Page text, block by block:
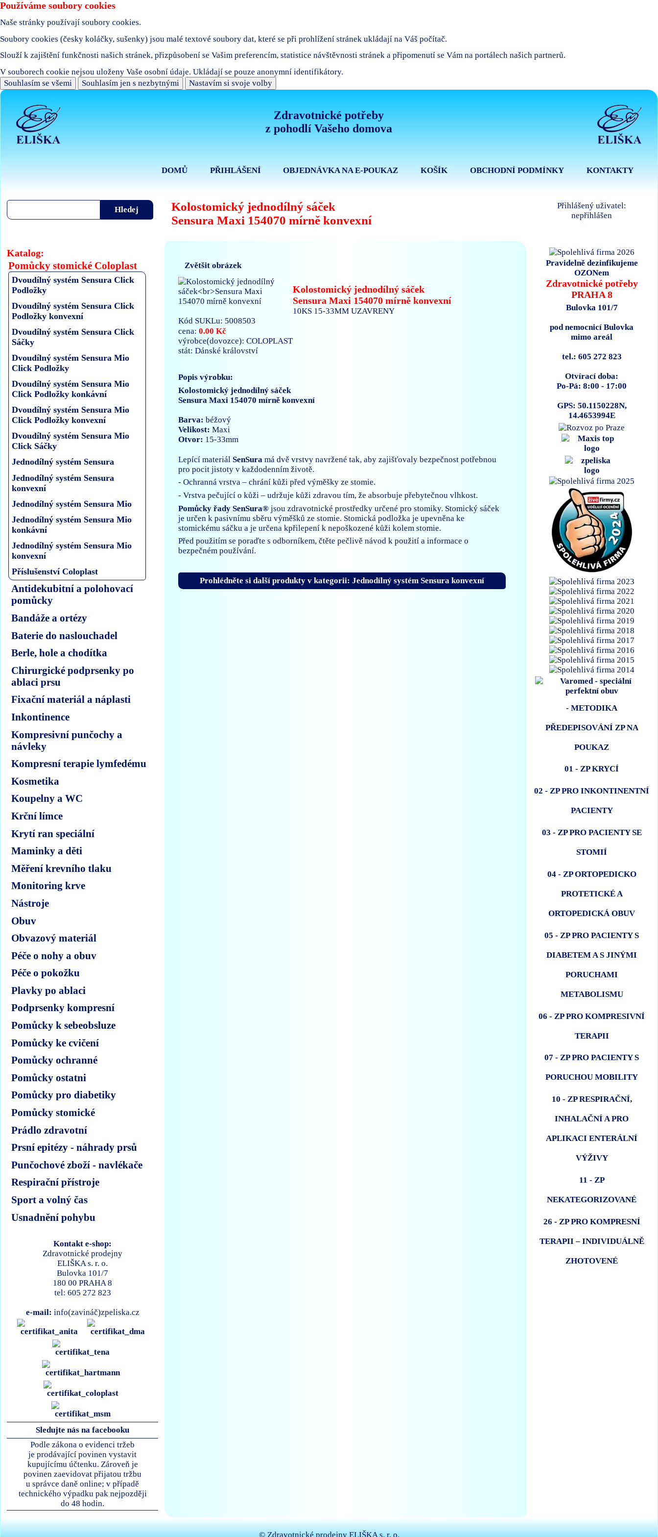
Používáme soubory cookies
Naše stránky používají soubory cookies.
Soubory cookies (česky koláčky, sušenky) jsou malé textové soubory dat, které se při prohlížení stránek ukládají na Váš počítač.
Slouží k zajištění funkčnosti našich stránek, přizpůsobení se Vašim preferencím, statistice návštěvnosti stránek a připomenutí se Vám na portálech našich partnerů.
V souborech cookie nejsou uloženy Vaše osobní údaje. Ukládají se pouze anonymní identifikátory.
Souhlasím se všemi
Souhlasím jen s nezbytnými Nastavím si svoje volby
Zdravotnické potřeby
z pohodlí Vašeho domova
KONTAKTY
OBCHODNÍ PODMÍNKY
KOŠÍK
OBJEDNÁVKA NA E-POUKAZ
PŘIHLÁŠENÍ
DOMŮ
Kolostomický jednodílný sáček
Sensura Maxi 154070 mírně konvexní
Přihlášený uživatel:
nepřihlášen
Katalog:
Pomůcky stomické Coloplast
Dvoudílný systém Sensura Click
Podložky
Dvoudílný systém Sensura Click
Podložky konvexní
Dvoudílný systém Sensura Click
Sáčky
Dvoudílný systém Sensura Mio
Click Podložky
Dvoudílný systém Sensura Mio
Click Podložky konkávní
Dvoudílný systém Sensura Mio
Click Podložky konvexní
Dvoudílný systém Sensura Mio
Click Sáčky
Jednodílný systém Sensura
Jednodílný systém Sensura
konvexní
Jednodílný systém Sensura Mio
Jednodílný systém Sensura Mio
konkávní
Jednodílný systém Sensura Mio
konvexní
Příslušenství Coloplast
Antidekubitní a polohovací
pomůcky
Bandáže a ortézy
Baterie do naslouchadel
Berle, hole a chodítka
Chirurgické podprsenky po
ablaci prsu
Fixační materiál a náplasti
Inkontinence
Kompresivní punčochy a
návleky
Kompresní terapie lymfedému
Kosmetika
Koupelny a WC
Krční límce
Krytí ran speciální
Maminky a děti
Měření krevního tlaku
Monitoring krve
Nástroje
Obuv
Obvazový materiál
Péče o nohy a obuv
Péče o pokožku
Plavky po ablaci
Podprsenky kompresní
Pomůcky k sebeobsluze
Pomůcky ke cvičení
Pomůcky ochranné
Pomůcky ostatni
Pomůcky pro diabetiky
Pomůcky stomické
Prádlo zdravotní
Prsní epitézy - náhrady prsů
Punčochové zboží - navlékače
Respirační přístroje
Sport a volný čas
Usnadnění pohybu
Kontakt e-shop:
Zdravotnické prodejny
ELIŠKA s. r. o.
Bulovka 101/7
180 00 PRAHA 8
tel: 605 272 823
e-mail: info(zavináč)zpeliska.cz
Sledujte nás na facebooku
Podle zákona o evidenci tržeb
je prodávající povinen vystavit
kupujícímu účtenku. Zároveň je
povinen zaevidovat přijatou tržbu
u správce daně online; v případě
technického výpadku pak nejpozději
do 48 hodin.
Zvětšit obrázek
Kolostomický jednodílný sáček
Sensura Maxi 154070 mírně konvexní
10KS 15-33MM UZAVRENY
Kód SUKLu: 5008503
cena: 0.00 Kč
výrobce(dovozce): COLOPLAST
stát: Dánské království
Popis výrobku:
Kolostomický jednodílný sáček
Sensura Maxi 154070 mírně konvexní
Barva: béžový
Velikost: Maxi
Otvor: 15-33mm
Lepící materiál SenSura má dvě vrstvy navržené tak, aby zajišťovaly bezpečnost potřebnou
pro pocit jistoty v každodenním životě.
- Ochranná vrstva – chrání kůži před výměšky ze stomie.
- Vrstva pečující o kůži – udržuje kůži zdravou tím, že absorbuje přebytečnou vlhkost.
Pomůcky řady SenSura®jsou zdravotnické prostředky určené pro stomiky. Stomický sáček
je určen k pasivnímu sběru výměšků ze stomie. Stomická podložka je upevněna ke
stomickému sáčku a je určena kpřilepení k nepoškozené kůži kolem stomie.
Před použitím se poraďte s odborníkem, čtěte pečlivě návod k použití a informace o
bezpečném používání.
Prohlédněte si další produkty v kategorii: Jednodílný systém Sensura konvexní
Pravidelně dezinfikujeme
OZONem
Zdravotnické potřeby
PRAHA 8
Bulovka 101/7
pod nemocnicí Bulovka
mimo areál
tel.: 605 272 823
Otvírací doba:
Po-Pá: 8:00 - 17:00
GPS: 50.1150228N,
14.4653994E
- METODIKA
PŘEDEPISOVÁNÍ ZP NA
POUKAZ
01 - ZP KRYCÍ
02 - ZP PRO INKONTINENTNÍ
PACIENTY
03 - ZP PRO PACIENTY SE
STOMIÍ
04 - ZP ORTOPEDICKO
PROTETICKÉ A
ORTOPEDICKÁ OBUV
05 - ZP PRO PACIENTY S
DIABETEM A S JINÝMI
PORUCHAMI
METABOLISMU
06 - ZP PRO KOMPRESIVNÍ
TERAPII
07 - ZP PRO PACIENTY S
PORUCHOU MOBILITY
10 - ZP RESPIRAČNÍ,
INHALAČNÍ A PRO
APLIKACI ENTERÁLNÍ
VÝŽIVY
11 - ZP
NEKATEGORIZOVANÉ
26 - ZP PRO KOMPRESNÍ
TERAPII – INDIVIDUÁLNĚ
ZHOTOVENÉ
© Zdravotnické prodejny ELIŠKA s. r. o.